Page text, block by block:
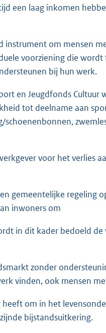
een laag inkomen
instrument om mensen
voorziening die
bij hun werk.
en Jeugdfonds Cultuur
tot deelname aan
voor het verlies
gemeentelijke regeling
inwoners om
in dit kader bedoeld
zonder
vinden, ook mensen
om in het
bijstandsuitkering.